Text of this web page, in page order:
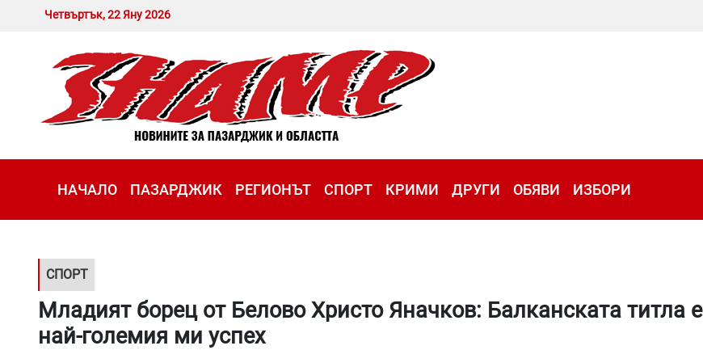
Четвъртък, 22 Яну 2026
НАЧАЛО ПАЗАРДЖИК РЕГИОНЪТ СПОРТ КРИМИ ДРУГИ ОБЯВИ ИЗБОРИ
СПОРТ
Младият борец от Белово Христо Яначков: Балканската титла е
най-големия ми успех